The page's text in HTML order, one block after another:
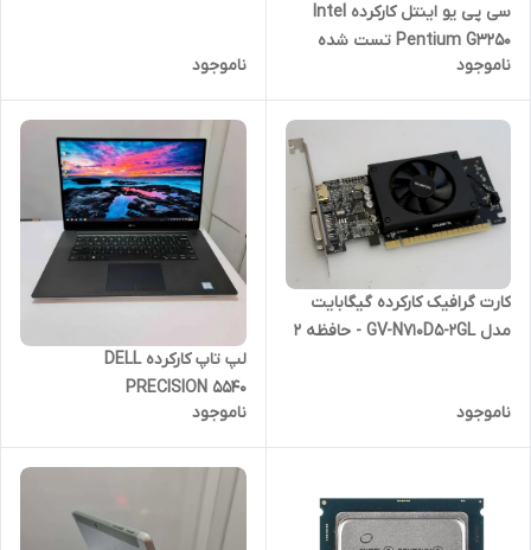
سی پی یو اینتل کارکرده Intel
Pentium G3250 تست شده
ناموجود
ناموجود
کارت گرافیک کارکرده گیگابایت
مدل GV-N710D5-2GL - حافظه 2
ناموجود
لپ تاپ کارکرده DELL
PRECISION 5540
ناموجود